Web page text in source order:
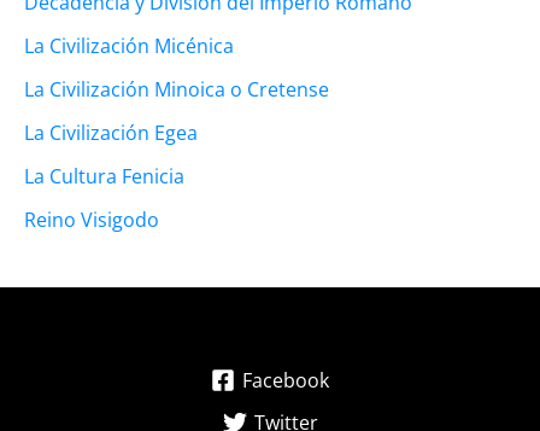
La Civilización Micénica
La Civilización Minoica o Cretense
La Civilización Egea
La Cultura Fenicia
Reino Visigodo
Facebook
Twitter